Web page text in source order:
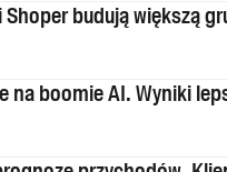
Shoper budują większą
na boomie AI. Wyniki